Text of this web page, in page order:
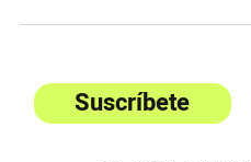
Suscríbete